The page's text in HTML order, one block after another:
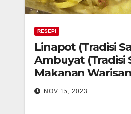
RESEPI
Linapot (Tradisi
Ambuyat (Tradisi
Makanan
NOV 15, 2023